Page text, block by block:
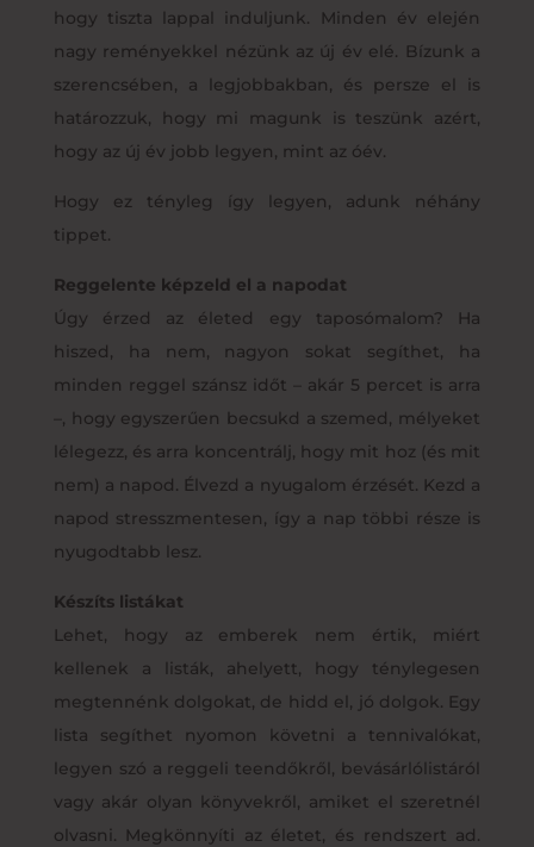
hogy tiszta lappal induljunk. Minden év elején
nagy reményekkel nézünk az új év elé. Bízunk a
szerencsében, a legjobbakban, és persze el is
határozzuk, hogy mi magunk is teszünk azért,
hogy az új év jobb legyen, mint az óév.
Hogy ez tényleg így legyen, adunk néhány
tippet.
Reggelente képzeld el a napodat
Úgy érzed az életed egy taposómalom? Ha
hiszed, ha nem, nagyon sokat segíthet, ha
minden reggel szánsz időt – akár 5 percet is arra
–, hogy egyszerűen becsukd a szemed, mélyeket
lélegezz, és arra koncentrálj, hogy mit hoz (és mit
nem) a napod. Élvezd a nyugalom érzését. Kezd a
napod stresszmentesen, így a nap többi része is
nyugodtabb lesz.
Készíts listákat
Lehet, hogy az emberek nem értik, miért
kellenek a listák, ahelyett, hogy ténylegesen
megtennénk dolgokat, de hidd el, jó dolgok. Egy
lista segíthet nyomon követni a tennivalókat,
legyen szó a reggeli teendőkről, bevásárlólistáról
vagy akár olyan könyvekről, amiket el szeretnél
olvasni. Megkönnyíti az életet, és rendszert ad.